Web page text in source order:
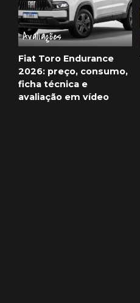
Avaliações
Fiat Toro Endurance
2026: preço, consumo,
ficha técnica e
avaliação em vídeo